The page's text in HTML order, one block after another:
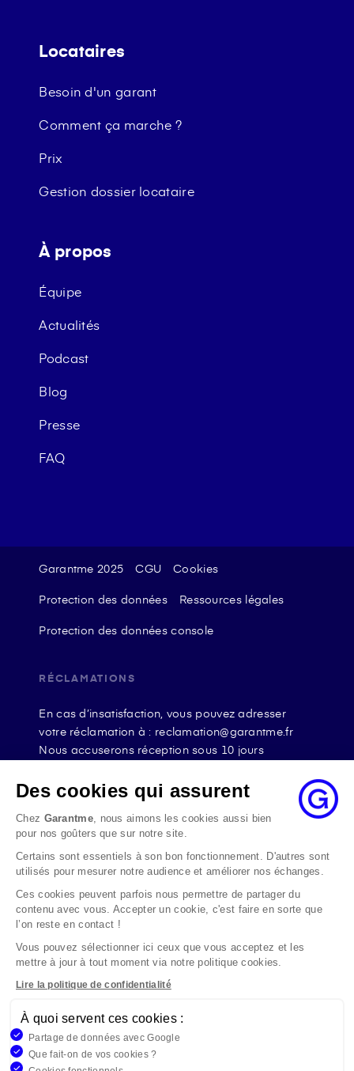
Locataires
Besoin d'un garant
Comment ça marche ?
Prix
Gestion dossier locataire
À propos
Équipe
Actualités
Podcast
Blog
Presse
FAQ
Garantme 2025 CGU Cookies
Protection des données Ressources légales
Protection des données console
RÉCLAMATIONS
En cas d’insatisfaction, vous pouvez adresser
votre réclamation à : reclamation@garantme.fr
Nous accuserons réception sous 10 jours
état de cause, nous répondrons à la réclamation
au maximum dans les 2 mois.
Si le désaccord persiste, vous pouvez solliciter
l’avis du Médiateur de l’Assurance par internet à
l’adresse La médiation de l’assurance - Accueil
Par courrier à l’adresse : La Médiation de
l’Assurance TSA 50110 75441 PARIS CEDEX 09 ou
par email à l’adresse www.mediation-
assurance.org
La saisine du Médiateur de l’Assurance est gratuite
mais ne peut intervenir qu’après nous avoir
adressé une réclamation écrite.
Garantme, société par actions simplifiée au capital de 19
Code des Assurances et immatriculée à l’ORIAS
Des cookies qui assurent
Chez Garantme, nous aimons les cookies aussi bien
pour nos goûters que sur notre site.
Certains sont essentiels à son bon fonctionnement. D'autres sont
utilisés pour mesurer notre audience et améliorer nos échanges.
Ces cookies peuvent parfois nous permettre de partager du
contenu avec vous. Accepter un cookie, c'est faire en sorte que
l’on reste en contact !
Vous pouvez sélectionner ici ceux que vous acceptez et les
mettre à jour à tout moment via notre politique cookies.
Lire la politique de confidentialité
À quoi servent ces cookies :
Partage de données avec Google
Que fait-on de vos cookies ?